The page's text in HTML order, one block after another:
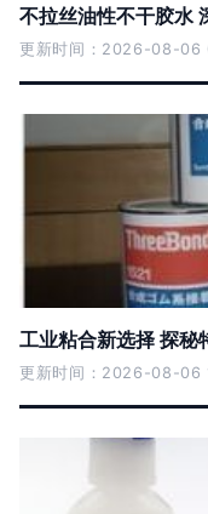
不拉丝油性不干胶水
更新时间：2026-08-06
工业粘合新选择 探秘
更新时间：2026-08-06